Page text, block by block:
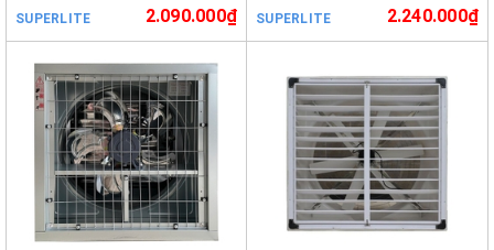
SUPERLITE 2.090.000₫ SUPERLITE 2.240.000₫